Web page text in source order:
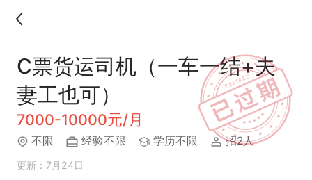
C票货运司机（一车一结+夫
妻工也可）
7000-10000元/月
不限 经验不限 学历不限 招2人
更新：7月24日